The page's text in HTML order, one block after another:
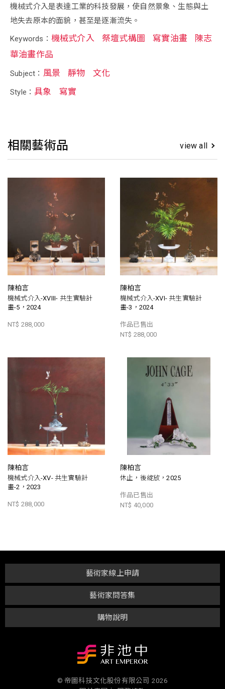
機械式介入是表達工業的科技發展，使自然景象、生態與土
地失去原本的面貌，甚至是逐漸流失。
Keywords： 機械式介入 祭壇式構圖 寫實油畫
陳志
華油畫作品
Subject： 風景 靜物 文化
Style： 具象 寫實
相關藝術品 view all
陳柏言
機械式介入-XVIII- 共生實驗計
畫-5，2024
NT$ 288,000
陳柏言
機械式介入-XVI- 共生實驗計
畫-3，2024
作品已售出
NT$ 288,000
陳柏言
機械式介入-XV- 共生實驗計
畫-2，2023
NT$ 288,000
陳柏言
休止，後綻放，2025
作品已售出
NT$ 40,000
購物說明
藝術家問答集
藝術家線上申請
© 帝圖科技文化股份有限公司 2026